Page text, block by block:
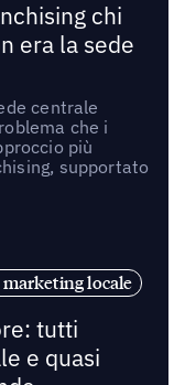
chi
era la sede
centrale
che i
più
supportato
locale
tutti
e quasi